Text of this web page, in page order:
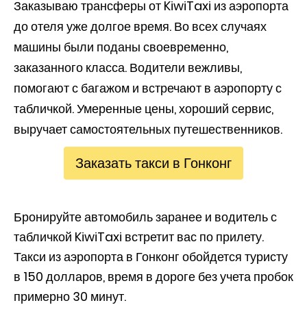
Заказываю трансферы от KiwiTaxi из аэропорта
до отеля уже долгое время. Во всех случаях
машины были поданы своевременно,
заказанного класса. Водители вежливы,
помогают с багажом и встречают в аэропорту с
табличкой. Умеренные цены, хороший сервис,
выручает самостоятельных путешественников.
Заказать такси в Гонконг
Бронируйте автомобиль заранее и водитель с
табличкой KiwiTaxi встретит вас по прилету.
Такси из аэропорта в Гонконг обойдется туристу
в 150 долларов, время в дороге без учета пробок
примерно 30 минут.